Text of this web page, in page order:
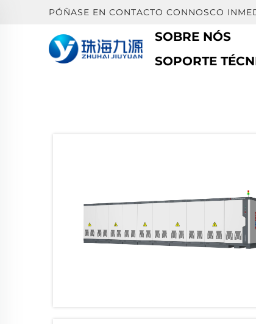
PÓÑASE EN CONTACTO CONNOSCO
SOBRE NÓS
SOPORTE